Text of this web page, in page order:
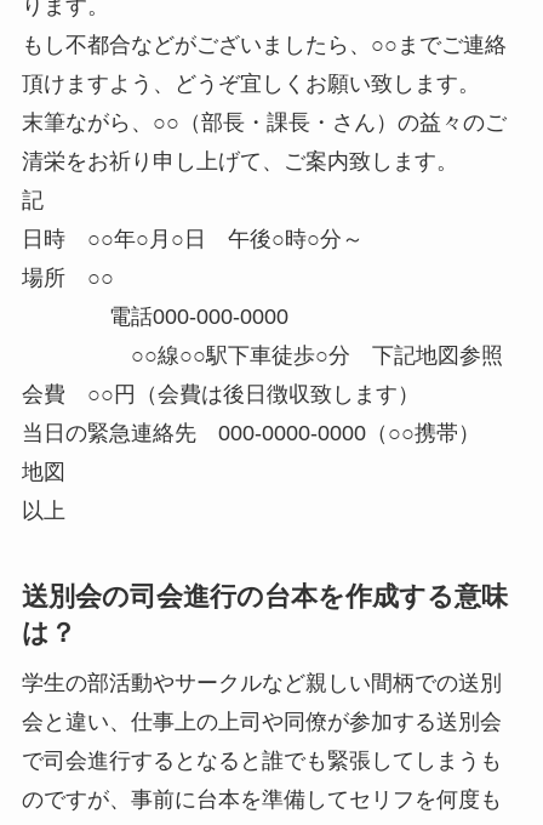
ります。
もし不都合などがございましたら、○○までご連絡
頂けますよう、どうぞ宜しくお願い致します。
末筆ながら、○○（部長・課長・さん）の益々のご
清栄をお祈り申し上げて、ご案内致します。
記
日時 ○○年○月○日 午後○時○分～
場所 ○○
電話000-000-0000
○○線○○駅下車徒歩○分 下記地図参照
会費 ○○円（会費は後日徴収致します）
当日の緊急連絡先 000-0000-0000（○○携帯）
地図
以上
送別会の司会進行の台本を作成する意味
は？
学生の部活動やサークルなど親しい間柄での送別
会と違い、仕事上の上司や同僚が参加する送別会
で司会進行するとなると誰でも緊張してしまうも
のですが、事前に台本を準備してセリフを何度も